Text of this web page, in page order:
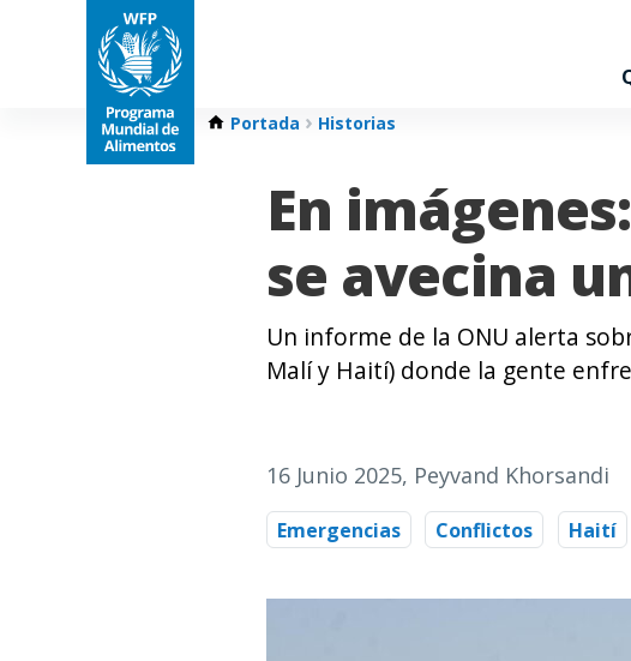
Portada Historias
En
se avecina
Un informe de la ONU alerta
Malí y Haití) donde la gente
16 Junio 2025, Peyvand Khorsandi
Emergencias Conflictos Haití